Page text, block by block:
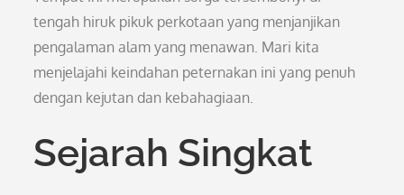
tengah hiruk pikuk perkotaan yang menjanjikan
pengalaman alam yang menawan. Mari kita
menjelajahi keindahan peternakan ini yang penuh
dengan kejutan dan kebahagiaan.
Sejarah Singkat